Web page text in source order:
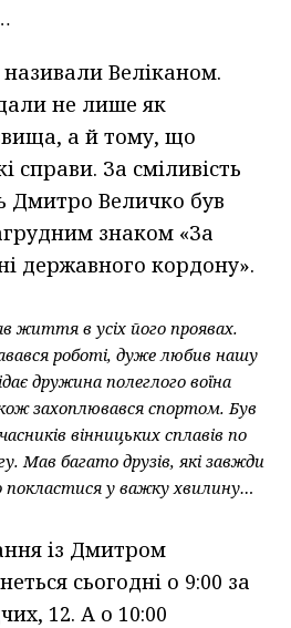
Веліканом.
не лише як
а й тому, що
справи. За сміливість
Дмитро Величко був
знаком «За
державного кордону».
життя в усіх його проявах.
роботі, дуже любив нашу
дружина полеглого воїна
захоплювався спортом. Був
вінницьких сплавів по
Мав багато друзів, які завжди
покластися у важку хвилину…
із Дмитром
сьогодні о 9:00 за
12. А о 10:00